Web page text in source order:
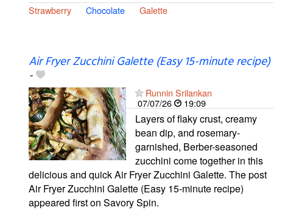
Strawberry Chocolate Galette
Air Fryer Zucchini Galette (Easy 15-minute recipe)
-
Runnin Srilankan
07/07/26
19:09
Layers of flaky crust, creamy
bean dip, and rosemary-
garnished, Berber-seasoned
zucchini come together in this
delicious and quick Air Fryer Zucchini Galette. The post
Air Fryer Zucchini Galette (Easy 15-minute recipe)
appeared first on Savory Spin.